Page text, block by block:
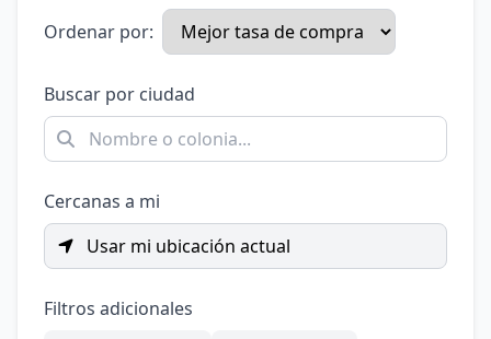
Ordenar por:
Buscar por ciudad
Cercanas a mi
Usar mi ubicación actual
Filtros adicionales